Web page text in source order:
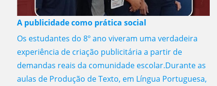
A publicidade como prática social
Os estudantes do 8º ano viveram uma verdadeira
experiência de criação publicitária a partir de
demandas reais da comunidade escolar.Durante as
aulas de Produção de Texto, em Língua Portuguesa,